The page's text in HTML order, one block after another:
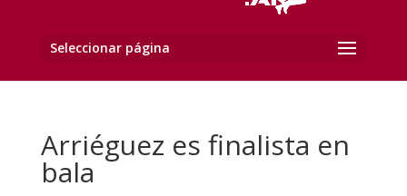
Seleccionar página
Arriéguez es finalista en
bala